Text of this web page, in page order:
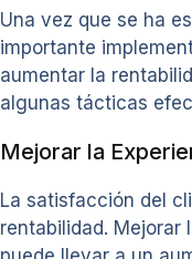
Una vez que se ha
importante
aumentar la
algunas tácticas
Mejorar la
La satisfacción del
rentabilidad. Mejorar